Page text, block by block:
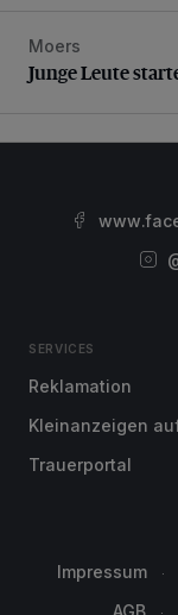
Junge Leute
Moers
Junge Leute
SERVICES
Reklamation
Kleinanzeigen
Trauerportal
Impressum
AGB